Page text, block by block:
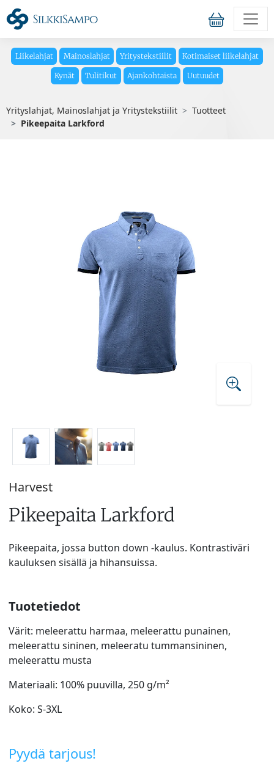
Liikelahjat Mainoslahjat Yritystekstiilit Kotimaiset liikelahjat
Kynät Tulitikut Ajankohtaista Uutuudet
Yrityslahjat, Mainoslahjat ja Yritystekstiilit
Tuotteet
Pikeepaita Larkford
Harvest
Pikeepaita Larkford
Pikeepaita, jossa button down -kaulus. Kontrastiväri
kauluksen sisällä ja hihansuissa.
Tuotetiedot
Värit: meleerattu harmaa, meleerattu punainen,
meleerattu sininen, meleeratu tummansininen,
meleerattu musta
Materiaali: 100% puuvilla, 250 g/m²
Koko: S-3XL
Pyydä tarjous!